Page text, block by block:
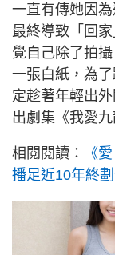
一直有傳她因
最終導致「回
覺自己除了拍
一張白紙，為
定趁著年輕出
出劇集《我愛
相閱閱讀：
《
播足近10年終